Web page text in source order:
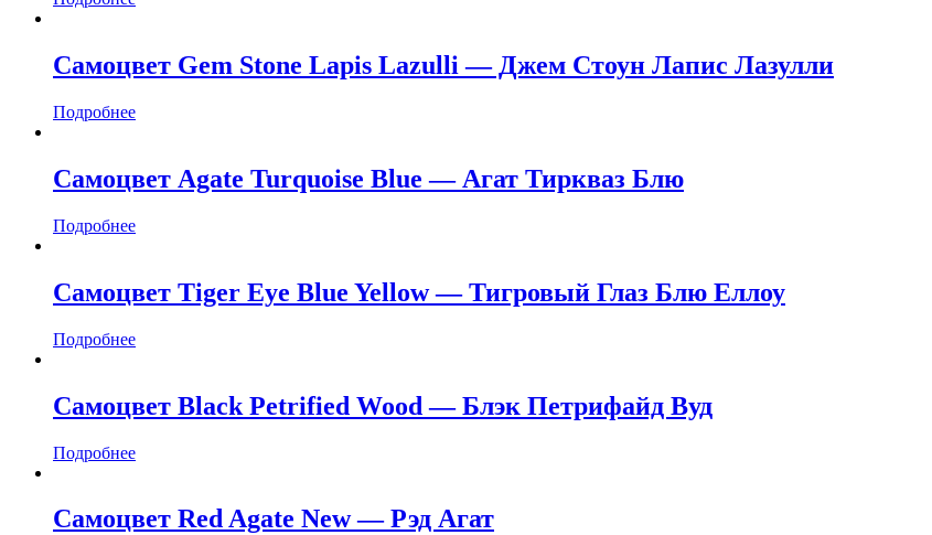
Самоцвет Gem Stone Lapis Lazulli — Джем Стоун Лапис Лазулли
Подробнее
Самоцвет Agate Turquoise Blue — Агат Тиркваз Блю
Подробнее
Самоцвет Tiger Eye Blue Yellow — Тигровый Глаз Блю Еллоу
Подробнее
Самоцвет Black Petrified Wood — Блэк Петрифайд Вуд
Подробнее
Самоцвет Red Agate New — Рэд Агат